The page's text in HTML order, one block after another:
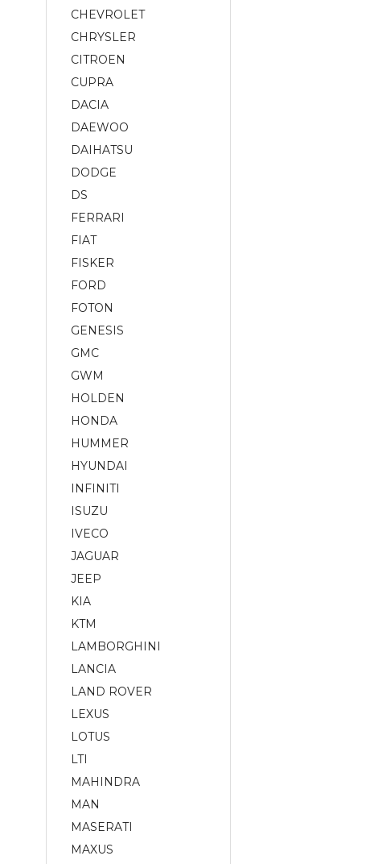
CHEVROLET
CHRYSLER
CITROEN
CUPRA
DACIA
DAEWOO
DAIHATSU
DODGE
DS
FERRARI
FIAT
FISKER
FORD
FOTON
GENESIS
GMC
GWM
HOLDEN
HONDA
HUMMER
HYUNDAI
INFINITI
ISUZU
IVECO
JAGUAR
JEEP
KIA
KTM
LAMBORGHINI
LANCIA
LAND ROVER
LEXUS
LOTUS
LTI
MAHINDRA
MAN
MASERATI
MAXUS